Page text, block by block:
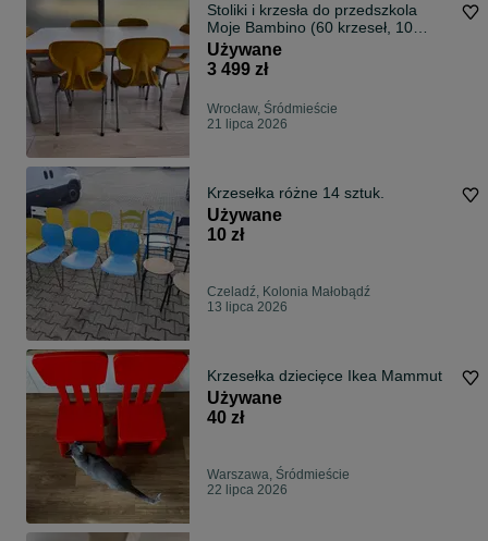
Stoliki i krzesła do przedszkola
Moje Bambino (60 krzeseł, 10
stolików)
Używane
3 499 zł
Wrocław, Śródmieście
21 lipca 2026
Krzesełka różne 14 sztuk.
Używane
10 zł
Czeladź, Kolonia Małobądź
13 lipca 2026
Krzesełka dziecięce Ikea Mammut
Używane
40 zł
Warszawa, Śródmieście
22 lipca 2026